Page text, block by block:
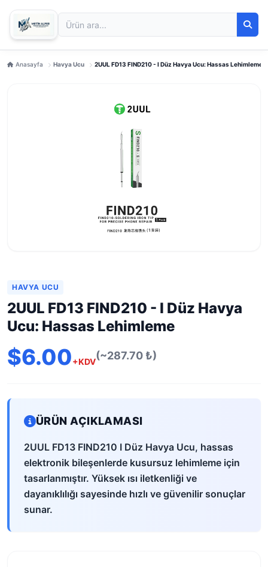
Anasayfa Havya Ucu 2UUL FD13 FIND210 - I Düz Havya Ucu: Hassas Lehimleme
HAVYA UCU
2UUL FD13 FIND210 - I Düz Havya
Ucu: Hassas Lehimleme
$6.00+KDV(~287.70 ₺)
ÜRÜN AÇIKLAMASI
2UUL FD13 FIND210 I Düz Havya Ucu, hassas
elektronik bileşenlerde kusursuz lehimleme için
tasarlanmıştır. Yüksek ısı iletkenliği ve
dayanıklılığı sayesinde hızlı ve güvenilir sonuçlar
sunar.